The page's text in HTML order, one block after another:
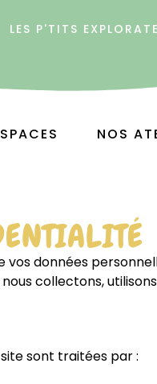
LES P'TITS
NOS
vos données
collectons,
sont traitées par :